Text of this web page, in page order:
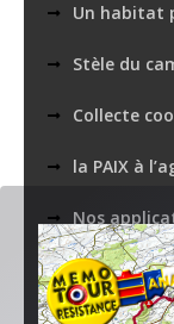
Un habitat
Stèle du
Collecte
la PAIX à
Nos
MEMOTOUR